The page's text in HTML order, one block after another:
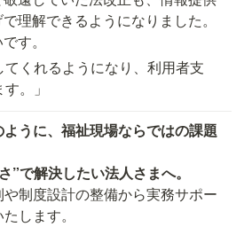
理解できるようになりました。
す。
くれるようになり、利用者支
。」
うに、福祉現場ならではの課題
”で解決したい法人さまへ。
制度設計の整備から実務サポー
します。